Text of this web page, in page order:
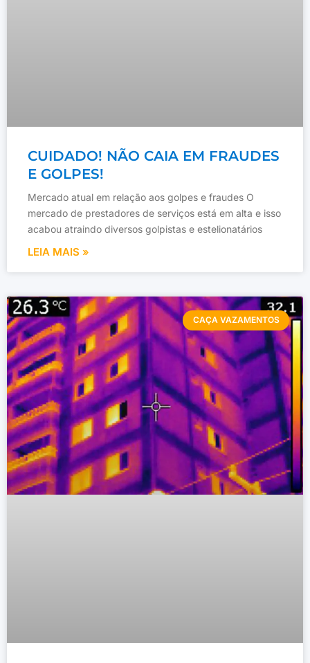
CUIDADO! NÃO CAIA EM FRAUDES
E GOLPES!
Mercado atual em relação aos golpes e fraudes O
mercado de prestadores de serviços está em alta e isso
acabou atraindo diversos golpistas e estelionatários
LEIA MAIS »
CAÇA VAZAMENTOS